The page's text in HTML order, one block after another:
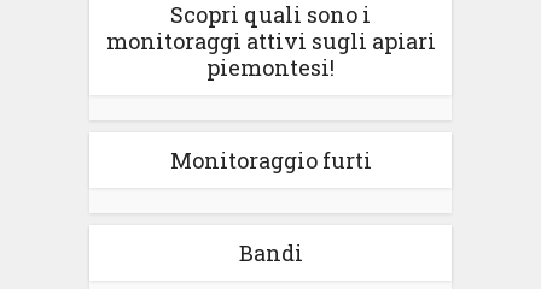
Scopri quali sono i
monitoraggi attivi sugli apiari
piemontesi!
Monitoraggio furti
Bandi